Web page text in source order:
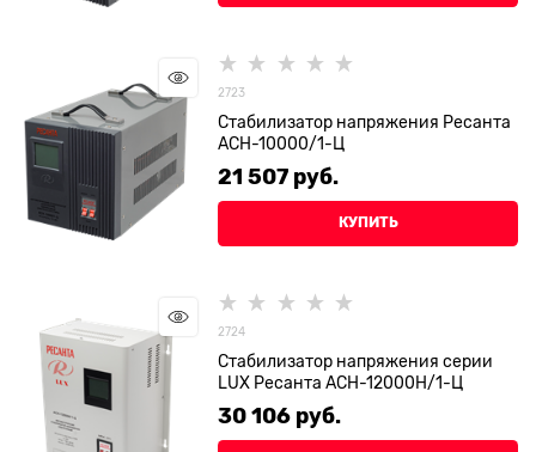
2723
Стабилизатор напряжения Ресанта
АСН-10000/1-Ц
21 507 руб.
КУПИТЬ
2724
Стабилизатор напряжения серии
LUX Ресанта АСН-12000Н/1-Ц
30 106 руб.